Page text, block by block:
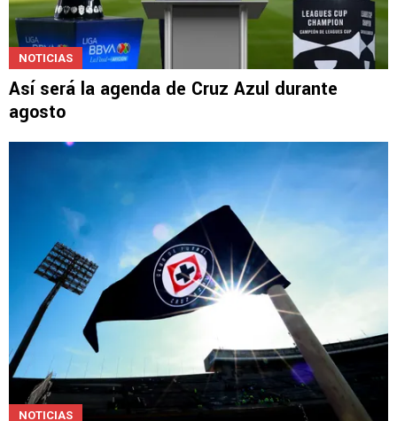
NOTICIAS
Así será la agenda de Cruz Azul durante
agosto
NOTICIAS